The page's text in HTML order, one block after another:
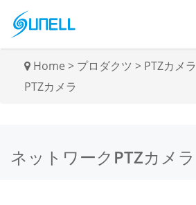
Home > プロダクツ > PTZカメラ
PTZカメラ
ネットワークPTZカメラ